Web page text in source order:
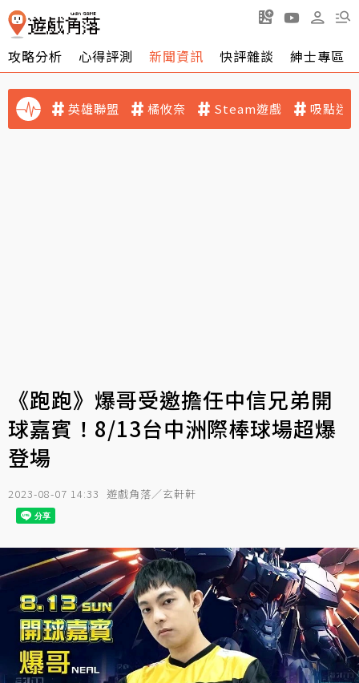
攻略分析 心得評測 新聞資訊 快評雜談 紳士專區
英雄聯盟 橘攸奈 Steam遊戲 吸點迷
《跑跑》爆哥受邀擔任中信兄弟開
球嘉賓！8/13台中洲際棒球場超爆
登場
2023-08-07 14:33 遊戲角落／玄軒軒